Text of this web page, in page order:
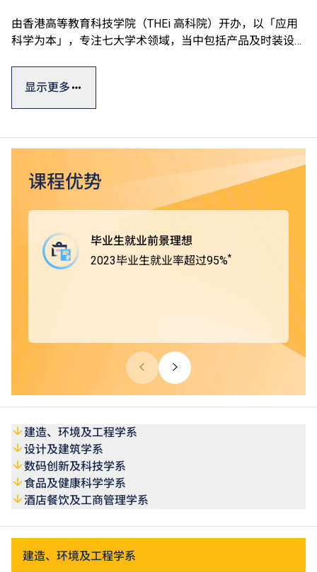
由香港高等教育科技学院（THEi 高科院）开办，以「应用
科学为本」，专注七大学术领域，当中包括产品及时装设
和数码科技及创新商业。
（Work-integrated Learning, WIL）及专题研习参与业界协
作，获取实战经验，掌握专业技术及知识，以应付将来投身
职场时面对的各项挑战。
THEi 高科院所有学士学位课程均获香港学术及职业资历评
组织认证。
显示更多
课程优势
毕业生就业前景理想
2023毕业生就业率超过95%*
建造、环境及工程学系
设计及建筑学系
数码创新及科技学系
食品及健康科学学系
酒店餐饮及工商管理学系
建造、环境及工程学系